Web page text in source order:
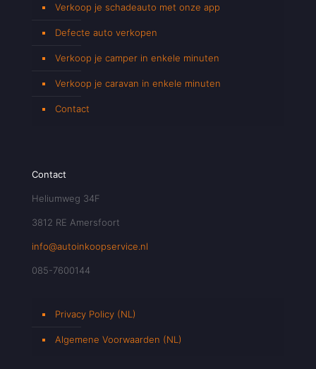
Verkoop je schadeauto met onze app
Defecte auto verkopen
Verkoop je camper in enkele minuten
Verkoop je caravan in enkele minuten
Contact
Contact
Heliumweg 34F
3812 RE Amersfoort
info@autoinkoopservice.nl
085-7600144
Privacy Policy (NL)
Algemene Voorwaarden (NL)